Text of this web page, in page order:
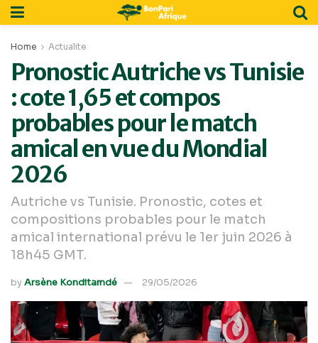
Home Actualite
Pronostic Autriche vs Tunisie
: cote 1,65 et compos
probables pour le match
amical en vue du Mondial
2026
Autriche vs Tunisie. Pronostic, cotes et
compositions probables pour le match
amical international prévu le 1er juin 2026 à
18h45 GMT.
byArsène Konditamdé 29/05/2026